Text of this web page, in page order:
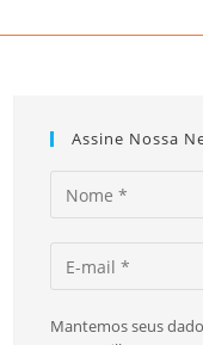
Assine Nossa
Mantemos seus